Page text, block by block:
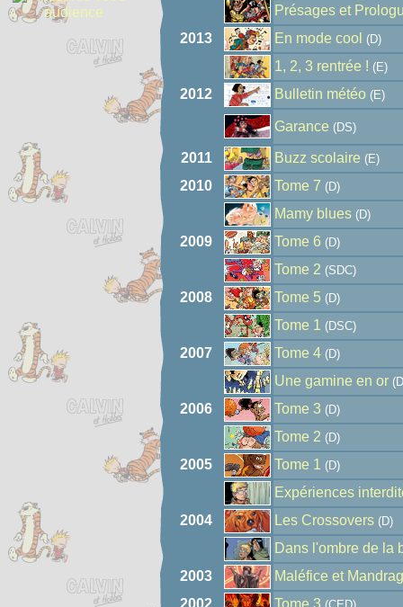
Présages et
2013
En mode cool (D)
1, 2, 3 rentrée ! (E)
2012 Bulletin météo (E)
Garance (DS)
2011 Buzz scolaire (E)
2010 Tome 7 (D)
Mamy blues (D)
2009 Tome 6 (D)
Tome 2 (SDC)
2008 Tome 5 (D)
Tome 1 (DSC)
2007 Tome 4 (D)
Une gamine en or
2006 Tome 3 (D)
Tome 2 (D)
2005 Tome 1 (D)
Expériences
2004
Les Crossovers (D)
Dans l'ombre de la
2003
Maléfice et
2002
Tome 3